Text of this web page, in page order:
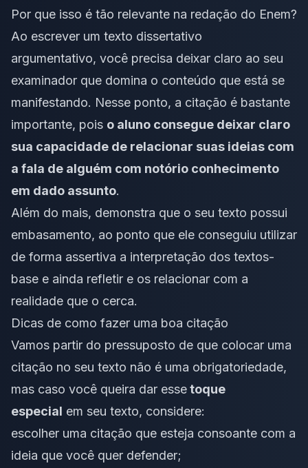
Por que isso é tão relevante na redação do Enem?
Ao escrever um texto dissertativo
argumentativo, você precisa deixar claro ao seu
examinador que domina o conteúdo que está se
manifestando. Nesse ponto, a citação é bastante
importante, pois o aluno consegue deixar claro
sua capacidade de relacionar suas ideias com
a fala de alguém com notório conhecimento
em dado assunto.
Além do mais, demonstra que o seu texto possui
embasamento, ao ponto que ele conseguiu utilizar
de forma assertiva a interpretação dos textos-
base e ainda refletir e os relacionar com a
realidade que o cerca.
Dicas de como fazer uma boa citação
Vamos partir do pressuposto de que colocar uma
citação no seu texto não é uma obrigatoriedade,
mas caso você queira dar essetoque
especial em seu texto, considere:
escolher uma citação que esteja consoante com a
ideia que você quer defender;